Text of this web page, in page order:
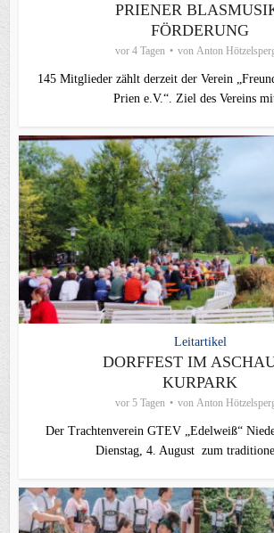
PRIENER
FÖRDERUNG
vor 4 Tagen von Anton
145 Mitglieder zählt derzeit der Verein
Prien e.V.“. Ziel des Vereins
Leitartikel
DORFFEST IM
KURPARK
vor 5 Tagen von Anton
Der Trachtenverein GTEV „Edelweiß“
Dienstag, 4. August zum